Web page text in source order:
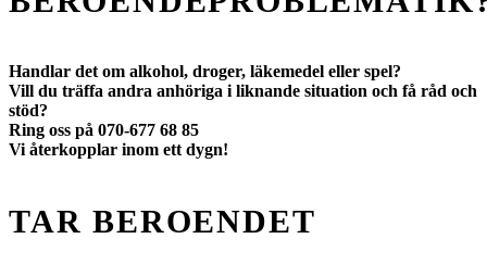
Handlar det om alkohol, droger, läkemedel eller spel?
Vill du träffa andra anhöriga i liknande situation och få råd och
stöd?
Ring oss på 070-677 68 85
Vi återkopplar inom ett dygn!
TAR BEROENDET